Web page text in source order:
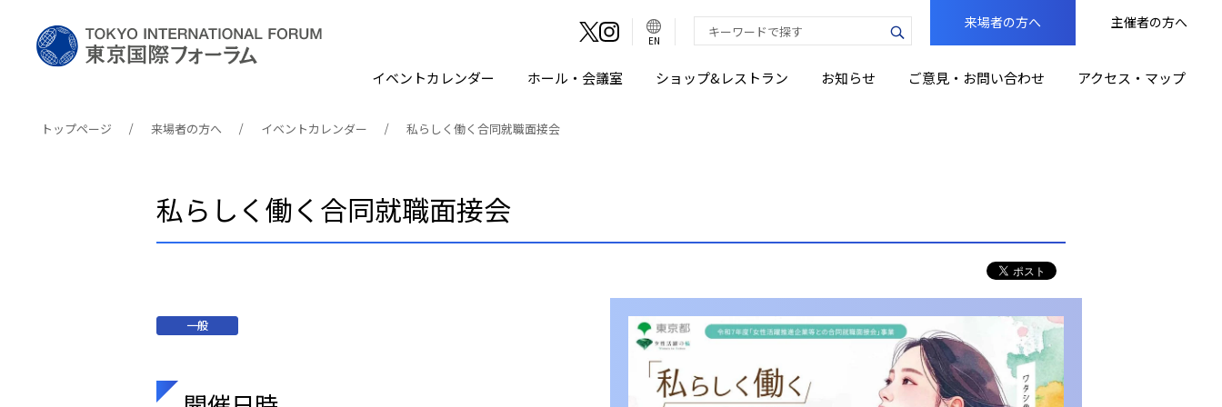
言
語
切
EN 検索キーワード入力
来場者の方へ 主催者の方へ
イベントカレンダー ホール・会議室 ショップ&レストラン お知らせ ご意見・お問い合わせ アクセス・マップ
トップページ 来場者の方へ イベントカレンダー 私らしく働く合同就職面接会
私らしく働く合同就職面接会
一般